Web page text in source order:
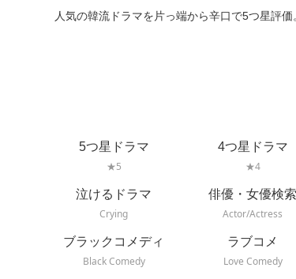
人気の韓流ドラマを片っ端から辛口で5つ星評
5つ星ドラマ
★5
4つ星ドラマ
★4
泣けるドラマ
Crying
俳優・女優検索
Actor/Actress
ブラックコメディ
Black Comedy
ラブコメ
Love Comedy